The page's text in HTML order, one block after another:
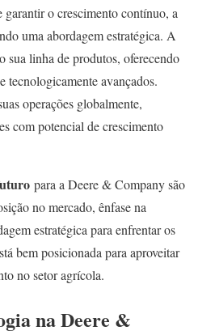
garantir o crescimento contínuo, a
uma abordagem estratégica. A
sua linha de produtos, oferecendo
tecnologicamente avançados.
operações globalmente,
com potencial de crescimento
para a Deere & Company são
no mercado, ênfase na
estratégica para enfrentar os
bem posicionada para aproveitar
no setor agrícola.
na Deere &